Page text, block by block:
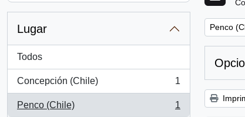
Lugar
Todos
Concepción (Chile)
, 1 resultados
1
Penco (Chile)
, 1 resultados
1
Remove
Penco